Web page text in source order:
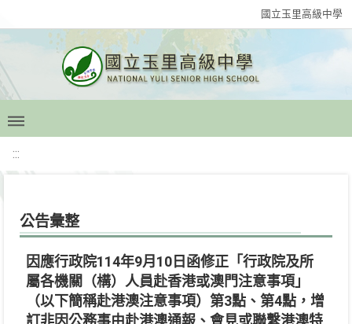
國立玉里高級中學
:::
公告彙整
因應行政院114年9月10日函修正「行政院及所
屬各機關（構）人員赴香港或澳門注意事項」
（以下簡稱赴港澳注意事項）第3點、第4點，增
訂非因公務事由赴港澳通報、會見或聯繫港澳特